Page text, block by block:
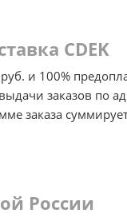
CDEK
и 100%
заказов по
заказа
России